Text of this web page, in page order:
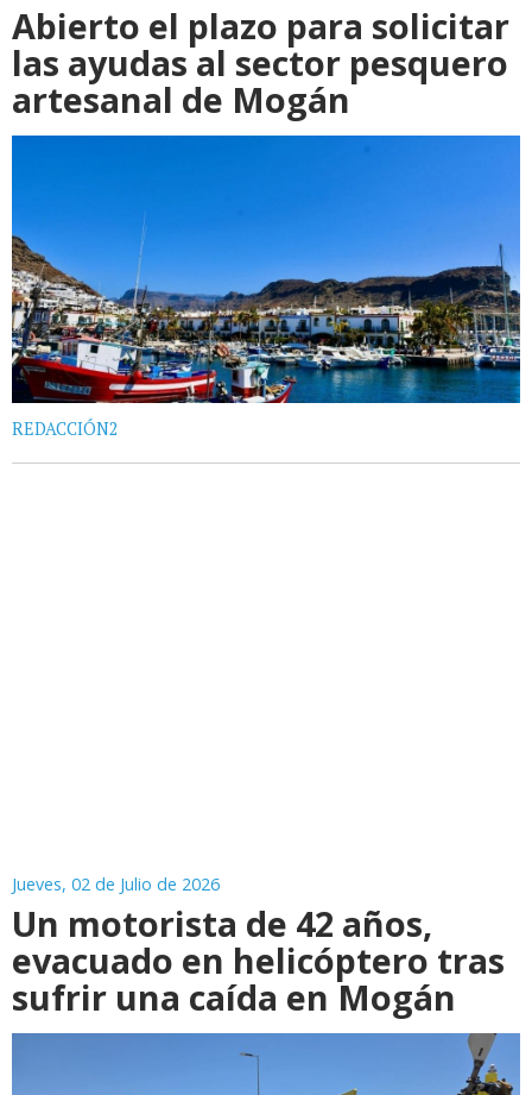
Abierto el plazo para solicitar
las ayudas al sector pesquero
artesanal de Mogán
REDACCIÓN2
Jueves, 02 de Julio de 2026
Un motorista de 42 años,
evacuado en helicóptero tras
sufrir una caída en Mogán